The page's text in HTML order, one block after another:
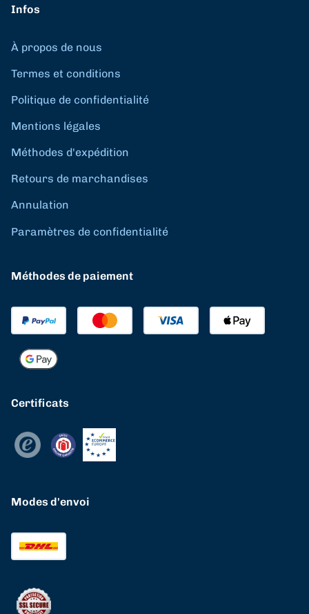
Infos
À propos de nous
Termes et conditions
Politique de confidentialité
Mentions légales
Méthodes d'expédition
Retours de marchandises
Annulation
Paramètres de confidentialité
Méthodes de paiement
Certificats
Modes d'envoi